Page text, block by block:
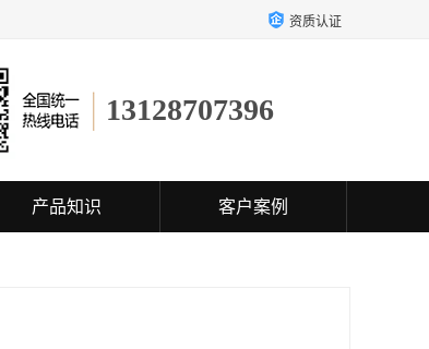
资质认证
13128707396
产品知识 客户案例